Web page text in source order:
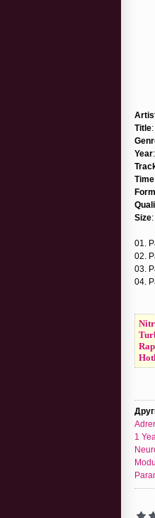
Title
Year
Time
Size
01.
02.
03.
04.
1